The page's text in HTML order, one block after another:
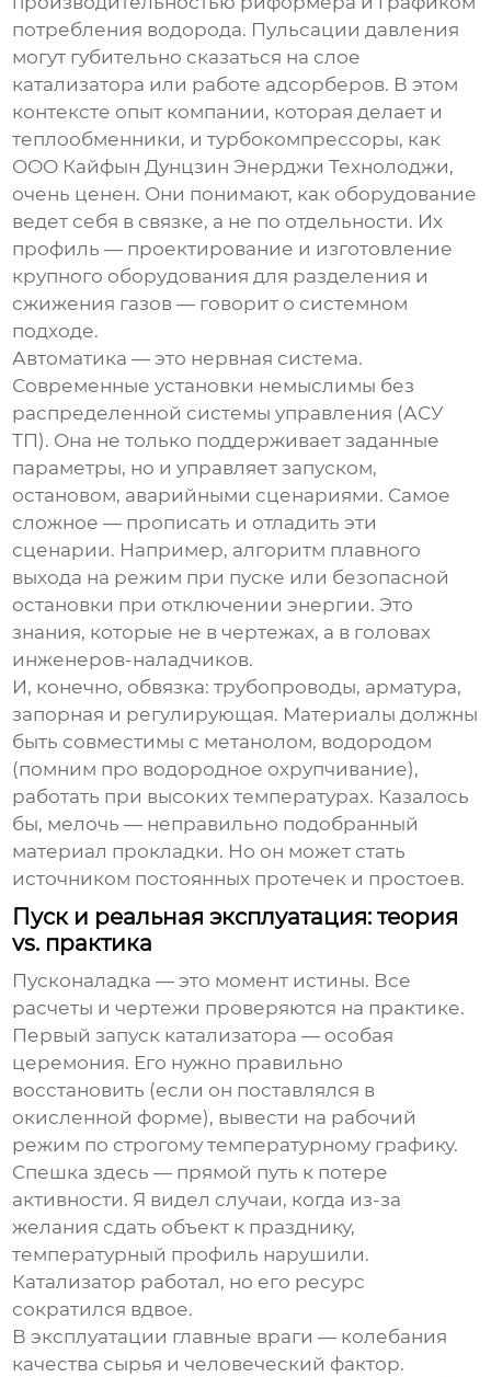
потребления водорода. Пульсации давления
могут губительно сказаться на слое
катализатора или работе адсорберов. В этом
контексте опыт компании, которая делает и
теплообменники, и турбокомпрессоры, как
ООО Кайфын Дунцзин Энерджи Технолоджи,
очень ценен. Они понимают, как оборудование
ведет себя в связке, а не по отдельности. Их
профиль — проектирование и изготовление
крупного оборудования для разделения и
сжижения газов — говорит о системном
подходе.
Автоматика — это нервная система.
Современные установки немыслимы без
распределенной системы управления (АСУ
ТП). Она не только поддерживает заданные
параметры, но и управляет запуском,
остановом, аварийными сценариями. Самое
сложное — прописать и отладить эти
сценарии. Например, алгоритм плавного
выхода на режим при пуске или безопасной
остановки при отключении энергии. Это
знания, которые не в чертежах, а в головах
инженеров-наладчиков.
И, конечно, обвязка: трубопроводы, арматура,
запорная и регулирующая. Материалы должны
быть совместимы с метанолом, водородом
(помним про водородное охрупчивание),
работать при высоких температурах. Казалось
бы, мелочь — неправильно подобранный
материал прокладки. Но он может стать
источником постоянных протечек и простоев.
Пуск и реальная эксплуатация: теория
vs. практика
Пусконаладка — это момент истины. Все
расчеты и чертежи проверяются на практике.
Первый запуск катализатора — особая
церемония. Его нужно правильно
восстановить (если он поставлялся в
окисленной форме), вывести на рабочий
режим по строгому температурному графику.
Спешка здесь — прямой путь к потере
активности. Я видел случаи, когда из-за
желания сдать объект к празднику,
температурный профиль нарушили.
Катализатор работал, но его ресурс
сократился вдвое.
В эксплуатации главные враги — колебания
качества сырья и человеческий фактор.